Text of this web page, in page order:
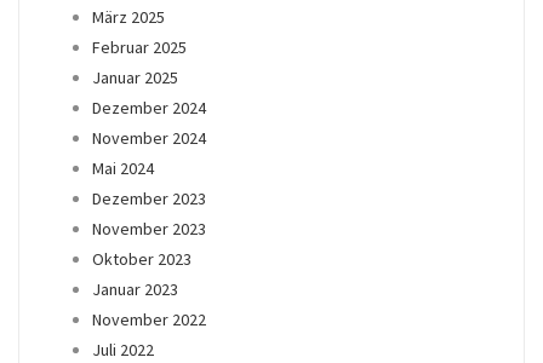
März 2025
Februar 2025
Januar 2025
Dezember 2024
November 2024
Mai 2024
Dezember 2023
November 2023
Oktober 2023
Januar 2023
November 2022
Juli 2022